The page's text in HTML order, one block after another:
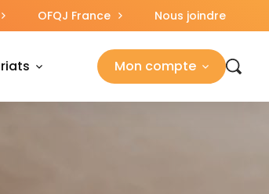
OFQJ France Nous joindre
Mon compte